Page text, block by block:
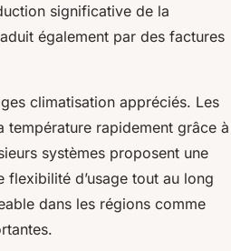
significative de la
également par des factures
climatisation appréciés. Les
température rapidement grâce à
systèmes proposent une
d’usage tout au long
dans les régions comme